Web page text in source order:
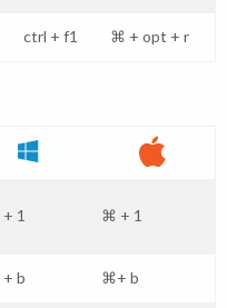
ctrl + f1 ⌘ + opt + r
+ 1 ⌘ + 1
+ b ⌘+ b